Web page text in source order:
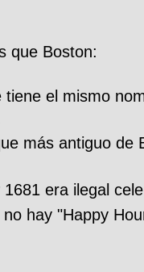
que Boston:
tiene el mismo
más antiguo de
era ilegal
hay "Happy